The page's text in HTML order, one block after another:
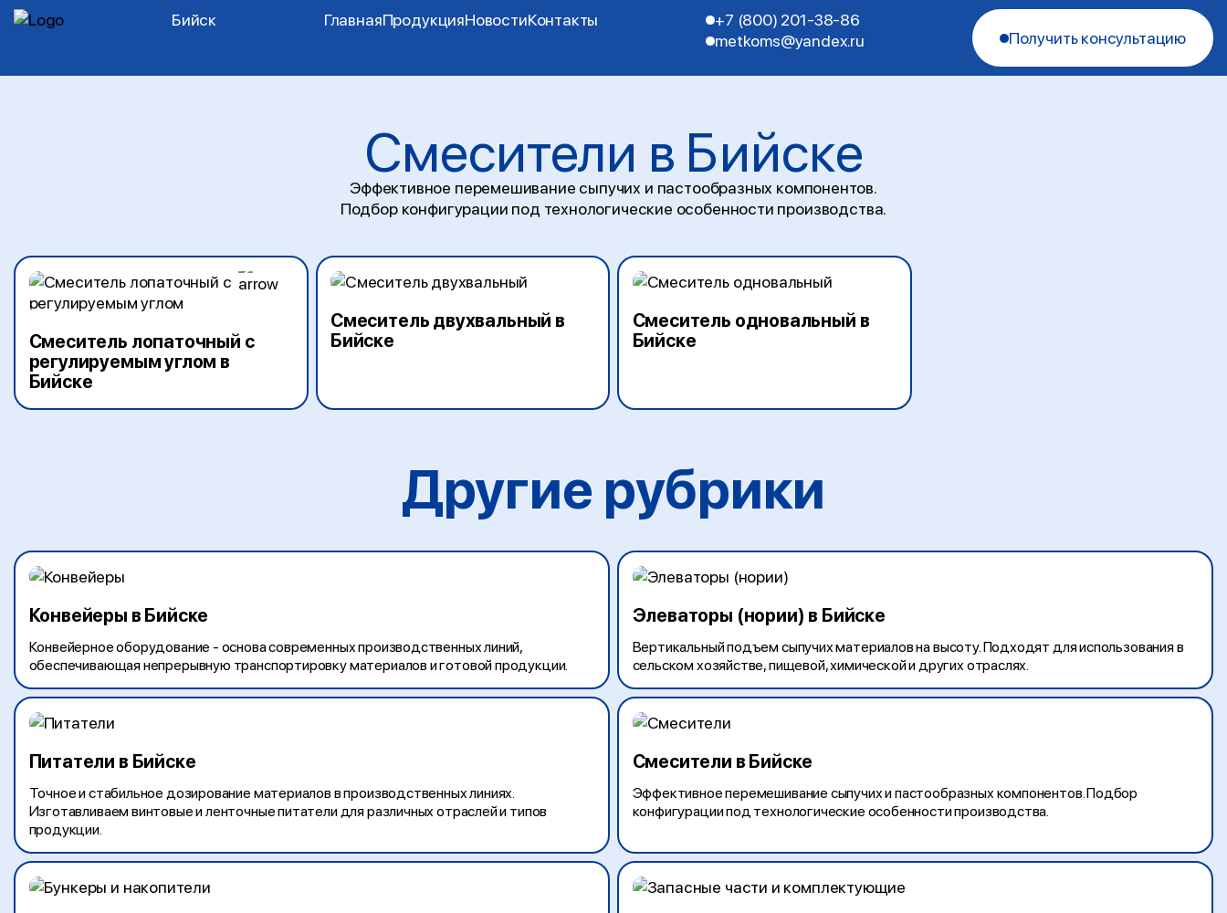
Бийск ГлавнаяПродукцияНовостиКонтакты
+7 (800) 201-38-86
metkoms@yandex.ru
Получить консультацию
Смесители в Бийске
Эффективное перемешивание сыпучих и пастообразных компонентов.
Подбор конфигурации под технологические особенности производства.
Смеситель лопаточный с
регулируемым углом в
Бийске
Смеситель двухвальный в
Бийске
Смеситель одновальный в
Бийске
Другие рубрики
Конвейеры в Бийске
Конвейерное оборудование - основа современных производственных линий,
обеспечивающая непрерывную транспортировку материалов и готовой продукции.
Элеваторы (нории) в Бийске
Вертикальный подъем сыпучих материалов на высоту. Подходят для использования в
сельском хозяйстве, пищевой, химической и других отраслях.
Питатели в Бийске
Точное и стабильное дозирование материалов в производственных линиях.
Изготавливаем винтовые и ленточные питатели для различных отраслей и типов
продукции.
Смесители в Бийске
Эффективное перемешивание сыпучих и пастообразных компонентов. Подбор
конфигурации под технологические особенности производства.